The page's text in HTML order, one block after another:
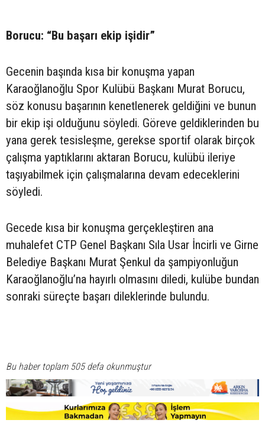
Borucu: “Bu başarı ekip işidir”
Gecenin başında kısa bir konuşma yapan
Karaoğlanoğlu Spor Kulübü Başkanı Murat Borucu,
söz konusu başarının kenetlenerek geldiğini ve bunun
bir ekip işi olduğunu söyledi. Göreve geldiklerinden bu
yana gerek tesisleşme, gerekse sportif olarak birçok
çalışma yaptıklarını aktaran Borucu, kulübü ileriye
taşıyabilmek için çalışmalarına devam edeceklerini
söyledi.
Gecede kısa bir konuşma gerçekleştiren ana
muhalefet CTP Genel Başkanı Sıla Usar İncirli ve Girne
Belediye Başkanı Murat Şenkul da şampiyonluğun
Karaoğlanoğlu’na hayırlı olmasını diledi, kulübe bundan
sonraki süreçte başarı dileklerinde bulundu.
Bu haber toplam 505 defa okunmuştur